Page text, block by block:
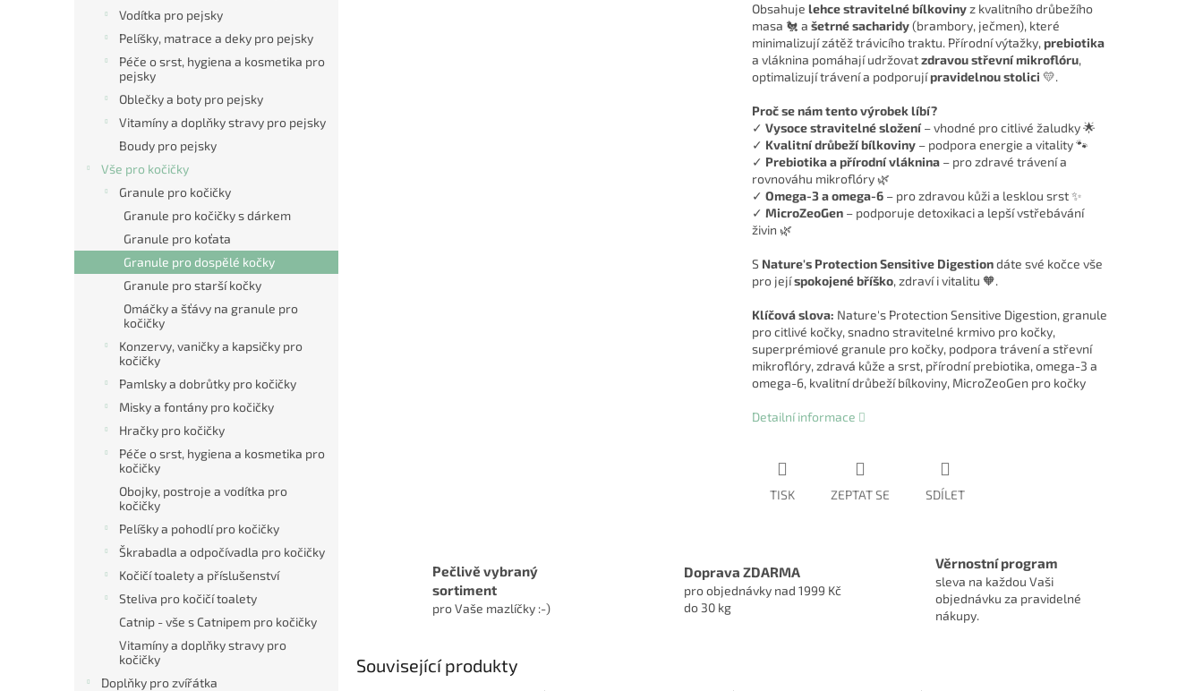
Vodítka pro pejsky
Pelíšky, matrace a deky pro pejsky
Péče o srst, hygiena a kosmetika pro
pejsky
Oblečky a boty pro pejsky
Vitamíny a doplňky stravy pro pejsky
Boudy pro pejsky
Vše pro kočičky
Granule pro kočičky
Granule pro kočičky s dárkem
Granule pro koťata
Granule pro dospělé kočky
Granule pro starší kočky
Omáčky a šťávy na granule pro
kočičky
Konzervy, vaničky a kapsičky pro
kočičky
Pamlsky a dobrůtky pro kočičky
Misky a fontány pro kočičky
Hračky pro kočičky
Péče o srst, hygiena a kosmetika pro
kočičky
Obojky, postroje a vodítka pro
kočičky
Pelíšky a pohodlí pro kočičky
Škrabadla a odpočívadla pro kočičky
Kočičí toalety a příslušenství
Steliva pro kočičí toalety
Catnip - vše s Catnipem pro kočičky
Vitamíny a doplňky stravy pro
kočičky
Doplňky pro zvířátka
Obsahuje lehce stravitelné bílkovinyz kvalitního drůbežího
masa 🐔 a šetrné sacharidy(brambory, ječmen), které
minimalizují zátěž trávicího traktu. Přírodní výtažky,prebiotika
a vláknina pomáhají udržovatzdravou střevní mikroflóru,
optimalizují trávení a podporujípravidelnou stolici 💛.
Proč se nám tento výrobek líbí?
✓ Vysoce stravitelné složení– vhodné pro citlivé žaludky 🌟
✓ Kvalitní drůbeží bílkoviny– podpora energie a vitality 🐾
✓ Prebiotika a přírodní vláknina– pro zdravé trávení a
rovnováhu mikroflóry 🌿
✓ Omega-3 a omega-6– pro zdravou kůži a lesklou srst ✨
✓ MicroZeoGen– podporuje detoxikaci a lepší vstřebávání
živin 🌿
S Nature's Protection Sensitive Digestiondáte své kočce vše
pro jejíspokojené bříško, zdraví i vitalitu 🧡.
Klíčová slova: Nature's Protection Sensitive Digestion, granule
pro citlivé kočky, snadno stravitelné krmivo pro kočky,
superprémiové granule pro kočky, podpora trávení a střevní
mikroflóry, zdravá kůže a srst, přírodní prebiotika, omega-3 a
omega-6, kvalitní drůbeží bílkoviny, MicroZeoGen pro kočky
Detailní informace
TISK ZEPTAT SE SDÍLET
Pečlivě vybraný
sortiment
pro Vaše mazlíčky :-)
Doprava ZDARMA
pro objednávky nad 1999 Kč
do 30 kg
Věrnostní program
sleva na každou Vaši
objednávku za pravidelné
nákupy.
Související produkty